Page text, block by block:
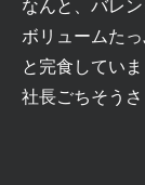
なんと、バレ
ボリュームた
と完食してい
社長ごちそう